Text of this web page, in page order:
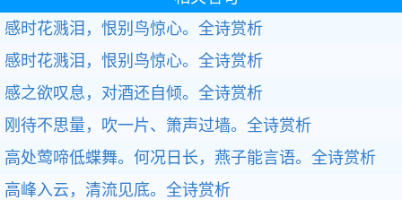
感时花溅泪，恨别鸟惊心。全诗赏析
感时花溅泪，恨别鸟惊心。全诗赏析
感之欲叹息，对酒还自倾。全诗赏析
刚待不思量，吹一片、箫声过墙。全诗赏析
高处莺啼低蝶舞。何况日长，燕子能言语。全诗赏析
高峰入云，清流见底。全诗赏析